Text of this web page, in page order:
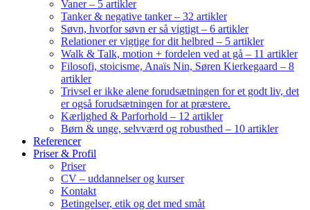
Vaner – 5 artikler
Tanker & negative tanker – 32 artikler
Søvn, hvorfor søvn er så vigtigt – 6 artikler
Relationer er vigtige for dit helbred – 5 artikler
Walk & Talk, motion + fordelen ved at gå – 11 artikler
Filosofi, stoicisme, Anaïs Nin, Søren Kierkegaard – 8
artikler
Trivsel er ikke alene forudsætningen for et godt liv, det
er også forudsætningen for at præstere.
Kærlighed & Parforhold – 12 artikler
Børn & unge, selvværd og robusthed – 10 artikler
Referencer
Priser & Profil
Priser
CV – uddannelser og kurser
Kontakt
Betingelser, etik og det med småt